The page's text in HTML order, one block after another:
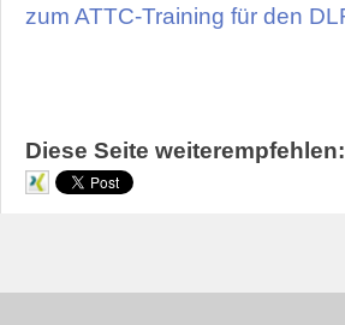
zum ATTC-Training für den
Diese Seite weiterempfehlen: